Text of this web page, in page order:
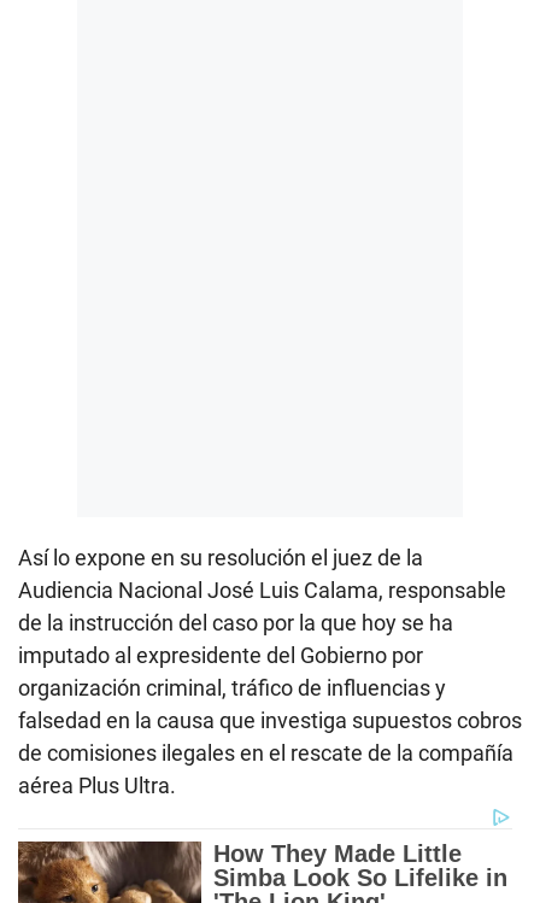
Así lo expone en su resolución el juez de la
Audiencia Nacional José Luis Calama, responsable
de la instrucción del caso por la que hoy se ha
imputado al expresidente del Gobierno por
organización criminal, tráfico de influencias y
falsedad en la causa que investiga supuestos cobros
de comisiones ilegales en el rescate de la compañía
aérea Plus Ultra.